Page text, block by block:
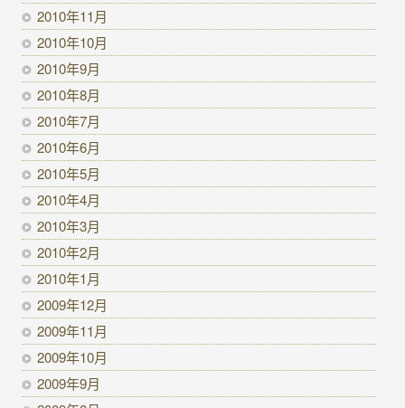
2010年11月
2010年10月
2010年9月
2010年8月
2010年7月
2010年6月
2010年5月
2010年4月
2010年3月
2010年2月
2010年1月
2009年12月
2009年11月
2009年10月
2009年9月